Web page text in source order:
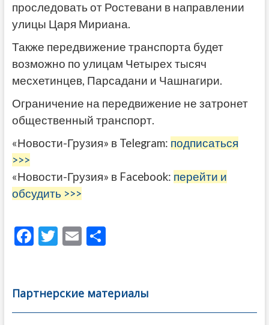
проследовать от Ростевани в направлении
улицы Царя Мириана.
Также передвижение транспорта будет
возможно по улицам Четырех тысяч
месхетинцев, Парсадани и Чашнагири.
Ограничение на передвижение не затронет
общественный транспорт.
«Новости-Грузия» в Telegram: подписаться
>>>
«Новости-Грузия» в Facebook: перейти и
обсудить >>>
F
b
o
T
er
E
l
О
а
в
Партнерские материалы